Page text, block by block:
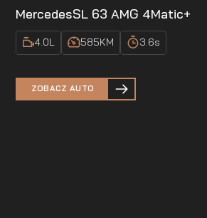
MercedesSL 63 AMG 4Matic+
4.0L 585KM 3.6s
ZOBACZ AUTO